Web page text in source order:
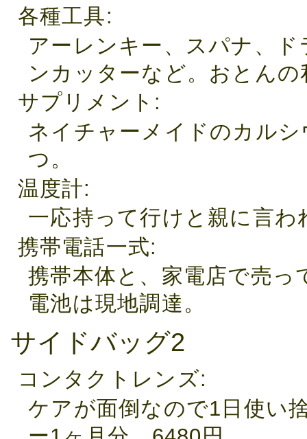
各種工具
アーレンキー、スパナ、
ンカッターなど。おとん
サプリメント
ネイチャーメイドのカル
つ。
温度計
一応持って行けと親に言わ
携帯電話一式
携帯本体と、家電店で売っ
電池は現地調達。
サイドバッグ2
コンタクトレンズ
ケアが面倒なので1日使い